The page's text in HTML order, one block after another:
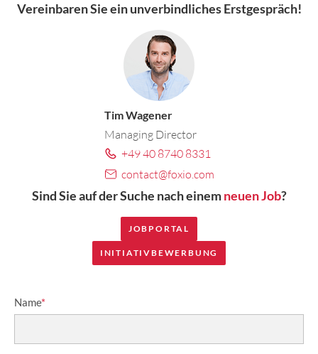
Vereinbaren Sie einunverbindliches Erstgespräch!
Tim Wagener
Managing Director
+49 40 8740 8331
contact@foxio.com
Sind Sie auf der Suche nach einemneuen Job?
JOBPORTAL
INITIATIVBEWERBUNG
Name*